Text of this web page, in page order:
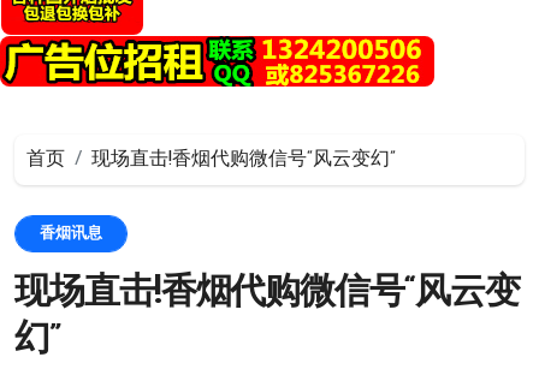
首页 现场直击!香烟代购微信号“风云变幻”
香烟讯息
现场直击!香烟代购微信号“风云变
幻”